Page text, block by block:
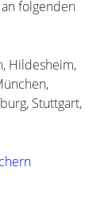
folgenden
Hildesheim,
Stuttgart,